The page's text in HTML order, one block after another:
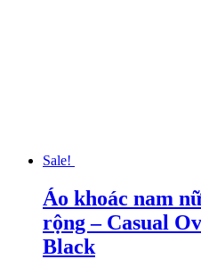
Sale!
Áo khoác nam
rộng – Casual
Black